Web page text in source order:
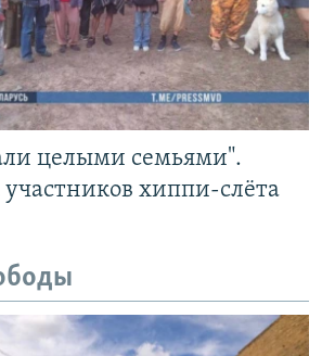
целыми семьями".
хиппи-слёта